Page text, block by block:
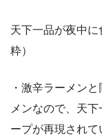
天下一品が夜中
粋）
・激辛ラーメン
メンなので、天
ープが再現され